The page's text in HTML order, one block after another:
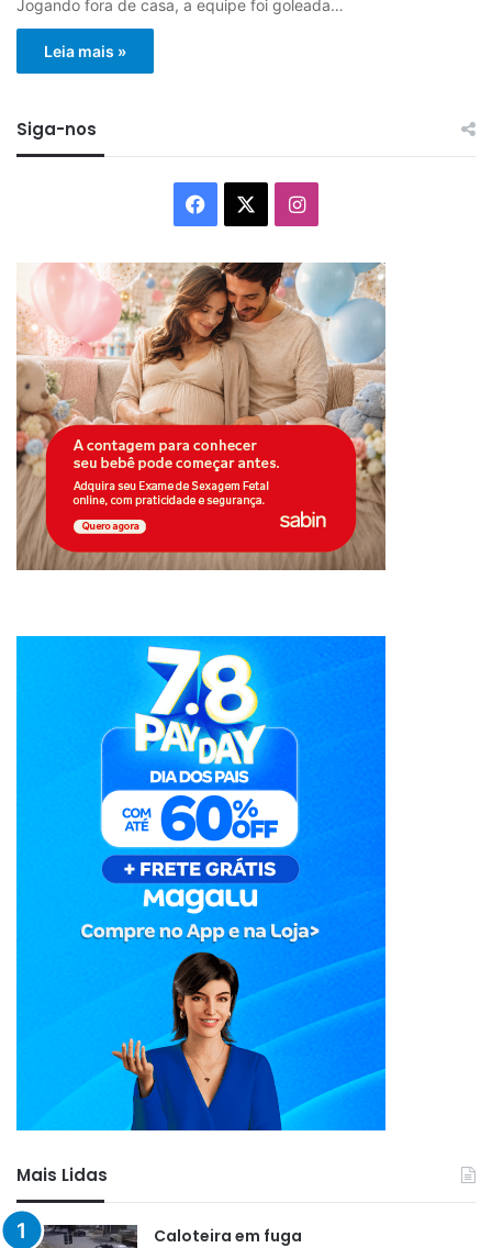
Jogando fora de casa, a equipe foi goleada…
Leia mais »
Siga-nos
Facebook Instagram
Mais Lidas
Caloteira em fuga